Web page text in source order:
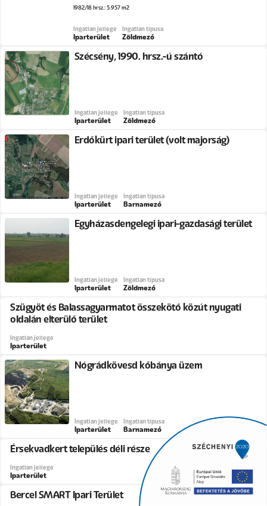
1982/18 hrsz.: 5.957 m2
Ingatlan jellege
Iparterület
Ingatlan típusa
Zöldmező
Szécsény, 1990. hrsz.-ú szántó
Ingatlan jellege
Iparterület
Ingatlan típusa
Zöldmező
Erdőkürt ipari terület (volt majorság)
Ingatlan jellege
Iparterület
Ingatlan típusa
Barnamező
Egyházasdengelegi ipari-gazdasági terület
Ingatlan jellege
Iparterület
Ingatlan típusa
Zöldmező
Szügyöt és Balassagyarmatot összekötő közút nyugati
oldalán elterülő terület
Ingatlan jellege
Iparterület
Nógrádkövesd kőbánya üzem
Ingatlan jellege
Iparterület
Ingatlan típusa
Barnamező
Érsekvadkert település déli része
Ingatlan jellege
Iparterület
Bercel SMART Ipari Terület